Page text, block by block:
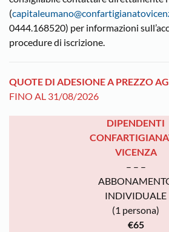
(
0444.168520) per informazioni
procedure di iscrizione.
QUOTE DI ADESIONE A PREZZO
FINO AL 31/08/2026
DIPENDENTI
VICENZA
– – –
INDIVIDUALE
(1 persona)
€65